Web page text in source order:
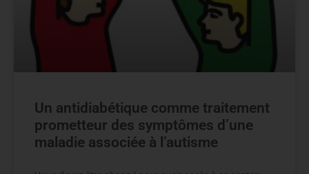
Un antidiabétique comme traitement
prometteur des symptômes d’une
maladie associée à l’autisme